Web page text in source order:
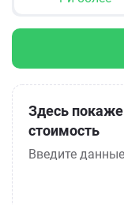
Здесь
стоимость
Введите